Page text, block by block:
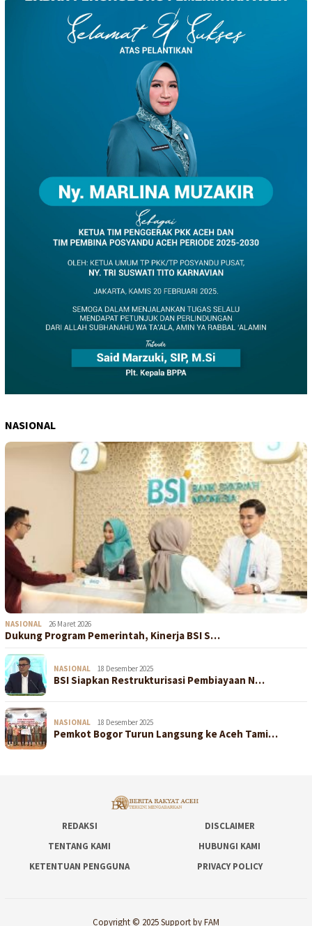
NASIONAL
NASIONAL 26 Maret 2026
Dukung Program Pemerintah, Kinerja BSI S…
NASIONAL 18 Desember 2025
BSI Siapkan Restrukturisasi Pembiayaan N…
NASIONAL 18 Desember 2025
Pemkot Bogor Turun Langsung ke Aceh Tami…
REDAKSI
DISCLAIMER
TENTANG KAMI
HUBUNGI KAMI
KETENTUAN PENGGUNA
PRIVACY POLICY
Copyright © 2025 Support by FAM